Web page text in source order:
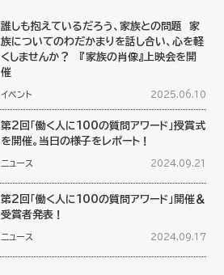
誰しも抱えているだろう、家族との問題 家
族についてのわだかまりを話し合い、心を軽
くしませんか？ 『家族の肖像』上映会を開
催
イベント 2025.06.10
第2回「働く人に100の質問アワード」授賞式
を開催。当日の様子をレポート！
ニュース 2024.09.21
第2回「働く人に100の質問アワード」開催＆
受賞者発表！
ニュース 2024.09.17